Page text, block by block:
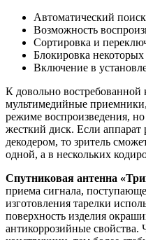
Автоматический
Возможность
Сортировка и
Блокировка
Включение в
К довольно востребованной
мультимедийные
режиме воспроизведения,
жесткий диск. Если аппарат
декодером, то зритель
одной, а в нескольких
Спутниковая антенна
приема сигнала,
изготовления тарелки
поверхность изделия
антикоррозийные свойства.